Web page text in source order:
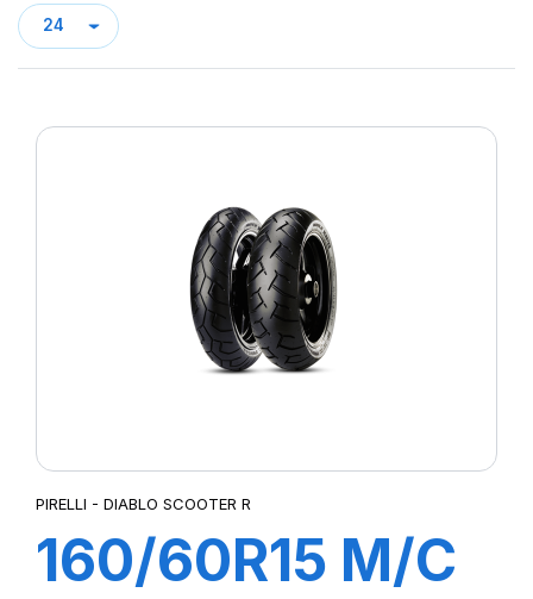
PIRELLI - DIABLO SCOOTER R
160/60R15 M/C